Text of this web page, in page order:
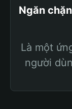
Ngăn
Là một
người